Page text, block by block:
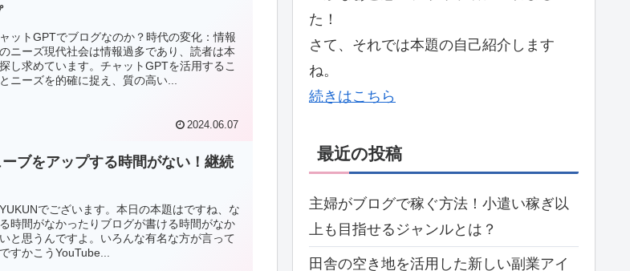
ットGPTでブログなのか？時代の変化：情報
ニーズ現代社会は情報過多であり、読者は本
し求めています。チャットGPTを活用するこ
ニーズを的確に捉え、質の高い...
2024.06.07
ブをアップする時間がない！継続
でございます。本日の本題はですね、な
時間がなかったりブログが書ける時間がなか
と思うんですよ。いろんな有名な方が言って
すかこうYouTube...
た！
さて、それでは本題の自己紹介します
ね。
続きはこちら
最近の投稿
主婦がブログで稼ぐ方法！小遣い稼ぎ以
上も目指せるジャンルとは？
田舎の空き地を活用した新しい副業アイ